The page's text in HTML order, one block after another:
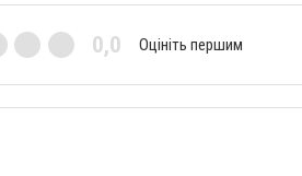
0,0 Оцініть першим